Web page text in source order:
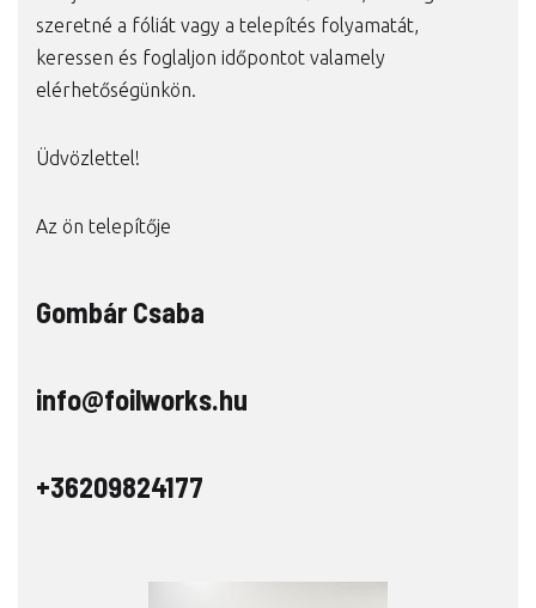
szeretné a fóliát vagy a telepítés folyamatát,
keressen és foglaljon időpontot valamely
elérhetőségünkön.
Üdvözlettel!
Az ön telepítője
Gombár Csaba
info@foilworks.hu
+36209824177